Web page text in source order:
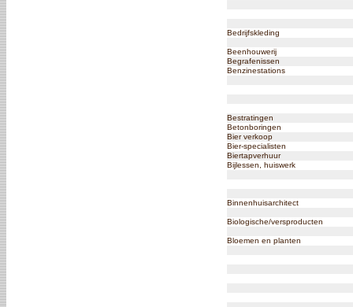
Bedrijfskleding
Beenhouwerij
Begrafenissen
Benzinestations
Bestratingen
Betonboringen
Bier verkoop
Bier-specialisten
Biertapverhuur
Bijlessen, huiswerk
Binnenhuisarchitect
Biologische/versproducten
Bloemen en planten